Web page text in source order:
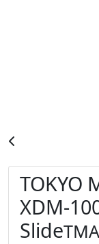
TOKYO
XDM-
Slide